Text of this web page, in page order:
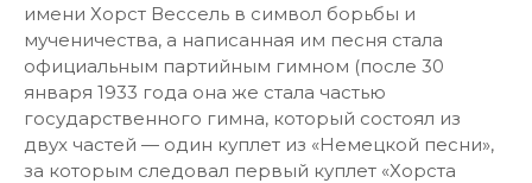
имени Хорст Вессель в символ борьбы и
мученичества, а написанная им песня стала
официальным партийным гимном (после 30
января 1933 года она же стала частью
государственного гимна, который состоял из
двух частей — один куплет из «Немецкой песни»,
за которым следовал первый куплет «Хорста